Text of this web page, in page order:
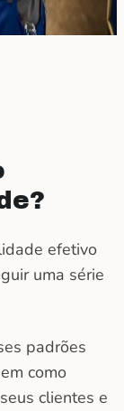
efetivo
uma série
padrões
como
clientes e